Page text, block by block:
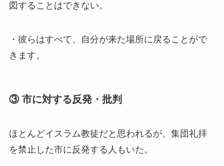
図することはできない。
・彼らはすべて、自分が来た場所に戻ることがで
きます。
③ 市に対する反発・批判
ほとんどイスラム教徒だと思われるが、集団礼拝
を禁止した市に反発する人もいた。